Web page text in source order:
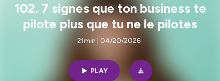
102. 7 signes que ton business te
pilote plus que tu ne le pilotes
21min | 04/20/2026
PLAY